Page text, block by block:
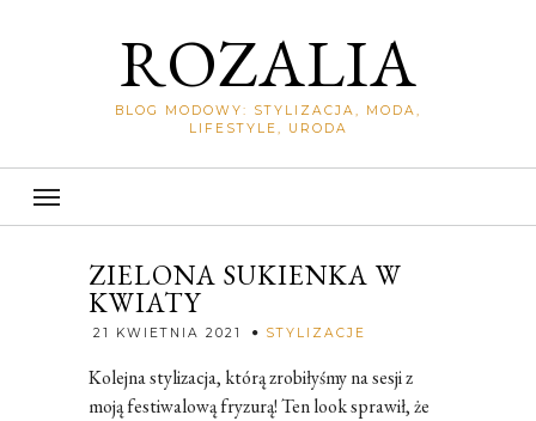
ROZALIA
BLOG MODOWY: STYLIZACJA, MODA,
LIFESTYLE, URODA
ZIELONA SUKIENKA W
KWIATY
21 KWIETNIA 2021 STYLIZACJE
Kolejna stylizacja, którą zrobiłyśmy na sesji z
moją festiwalową fryzurą! Ten look sprawił, że